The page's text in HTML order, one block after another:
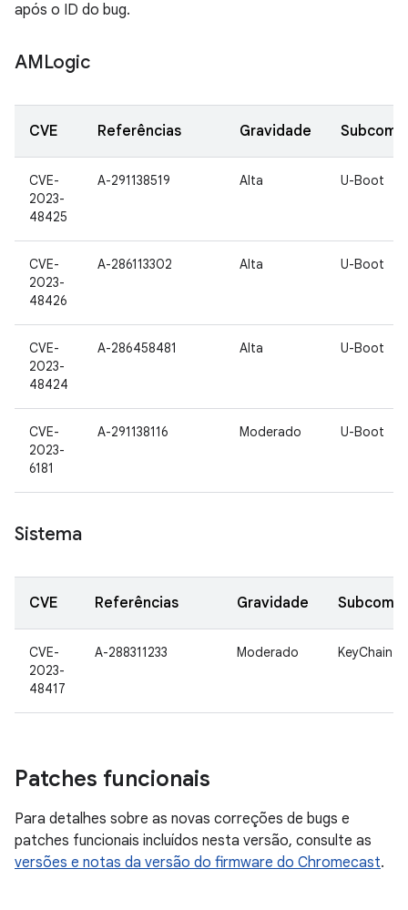
após o ID do bug.
AMLogic
CVE Referências Gravidade
CVE-
2023-
48425
A-291138519 Alta U-Boot
CVE-
2023-
48426
A-286113302 Alta U-Boot
CVE-
2023-
48424
A-286458481 Alta U-Boot
CVE-
2023-
6181
A-291138116 Moderado U-Boot
Sistema
CVE Referências Gravidade
CVE-
2023-
48417
A-288311233 Moderado KeyChain
Patches funcionais
Para detalhes sobre as novas correções de bugs e
patches funcionais incluídos nesta versão, consulte as
versões e notas da versão do firmware do Chromecast.